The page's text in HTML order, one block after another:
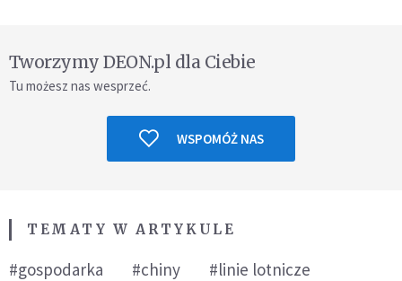
Tworzymy DEON.pl dla Ciebie
Tu możesz nas wesprzeć.
WSPOMÓŻ NAS
TEMATY W ARTYKULE
#gospodarka #chiny
#linie lotnicze